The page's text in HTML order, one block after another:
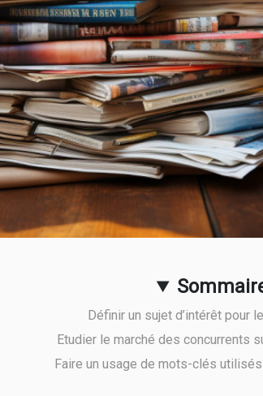
Définir un sujet d’intérêt pour
Etudier le marché des concurrents
Faire un usage de mots-clés